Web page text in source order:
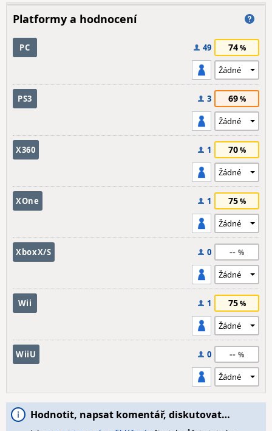
Platformy a hodnocení
PC 49 74
PS3 3 69
X360 1 70
XOne 1 75
XboxX/S 0 --
Wii 1 75
WiiU 0 --
Hodnotit, napsat komentář, diskutovat…